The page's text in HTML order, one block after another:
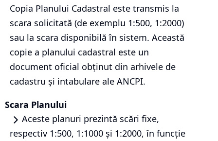
Copia Planului Cadastral este transmis la
scara solicitată (de exemplu 1:500, 1:2000)
sau la scara disponibilă în sistem. Această
copie a planului cadastral este un
document oficial obținut din arhivele de
cadastru și intabulare ale ANCPI.
Scara Planului
Aceste planuri prezintă scări fixe,
respectiv 1:500, 1:1000 și 1:2000, în funcție